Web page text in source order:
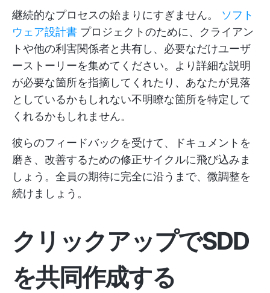
継続的なプロセスの始まりにすぎません。 ソフト
ウェア設計書 プロジェクトのために、クライアン
トや他の利害関係者と共有し、必要なだけユーザ
ーストーリーを集めてください。より詳細な説明
が必要な箇所を指摘してくれたり、あなたが見落
としているかもしれない不明瞭な箇所を特定して
くれるかもしれません。
彼らのフィードバックを受けて、ドキュメントを
磨き、改善するための修正サイクルに飛び込みま
しょう。全員の期待に完全に沿うまで、微調整を
続けましょう。
クリックアップでSDD
を共同作成する